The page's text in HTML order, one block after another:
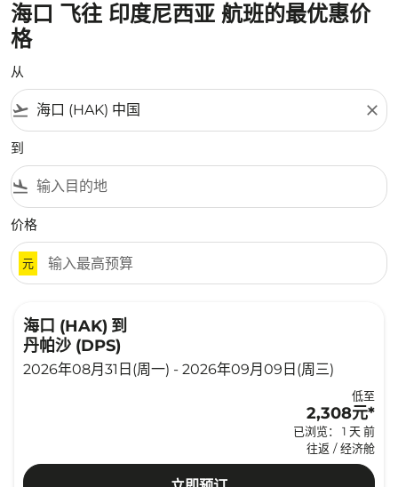
海口 飞往 印度尼西亚 航班的最优惠价
格
从
flight_takeoff close
到
flight_land
价格
元
海口 (HAK) 到
丹帕沙 (DPS)
2026年08月31日(周一) - 2026年09月09日(周三)
低至
2,308元*
已浏览： 1 天 前
往返 / 经济舱